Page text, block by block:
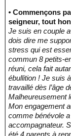
• Commençons
seigneur, tout
Je suis en couple
dois dire me
stress qui est
commun 8 petits-
réuni, cela fait
ébullition ! Je suis
travaillé dès l’âge
Malheureusement
Mon engagement
comme bénévole
accompagnateur.
été 4 parents à